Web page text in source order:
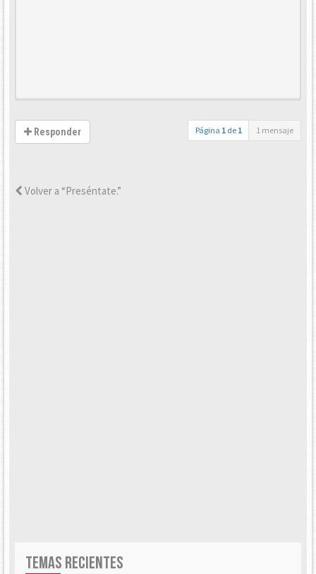
Responder Página 1 de 1 1 mensaje
Volver a “Preséntate.”
TEMAS RECIENTES